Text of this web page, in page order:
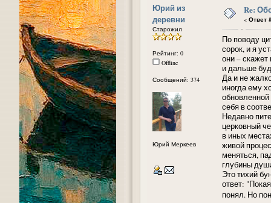
Юрий из
деревни
Старожил
Рейтинг: 0
Offline
Сообщений: 374
Юрий Меркеев
Re:
« Ответ
По поводу
сорок, и я
они – скажет
и дальше
Да и не
иногда ему
себя в
Недавно
церковный
в иных
живой
меняться,
глубины
Это тихий
ответ:
понял. Но